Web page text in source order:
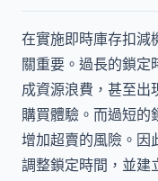
在實施即時庫存扣減
關重要。過長的鎖定
成資源浪費，甚至出
購買體驗。而過短的
增加超賣的風險。因
調整鎖定時間，並建